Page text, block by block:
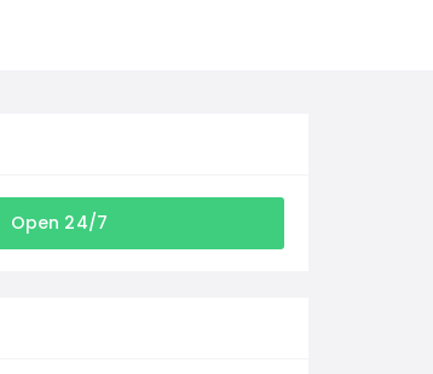
Open 24/7